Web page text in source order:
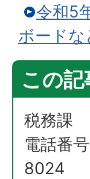
令和5
ボード
この
税務課
電話番
8024